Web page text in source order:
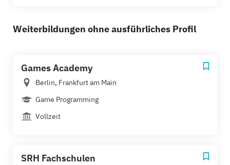
Weiterbildungen ohne ausführliches Profil
Games Academy
Berlin, Frankfurt am Main
Game Programming
Vollzeit
SRH Fachschulen